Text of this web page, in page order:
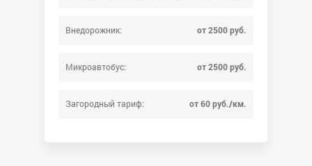
Внедорожник: от 2500 руб.
Микроавтобус: от 2500 руб.
Загородный тариф: от 60 руб./км.